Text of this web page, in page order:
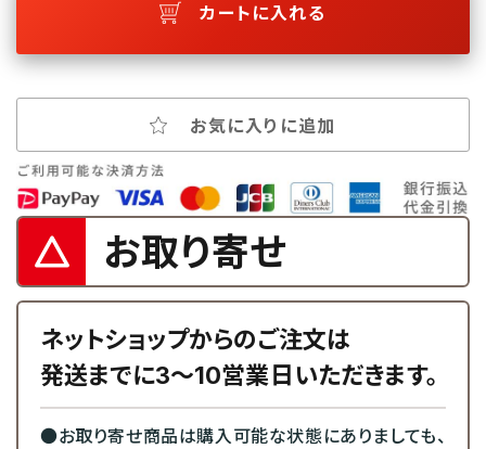
カートに入れる
お気に入りに追加
お取り寄せ
ネットショップからのご注文は
発送までに3～10営業日いただきます。
●お取り寄せ商品は購入可能な状態にありましても、